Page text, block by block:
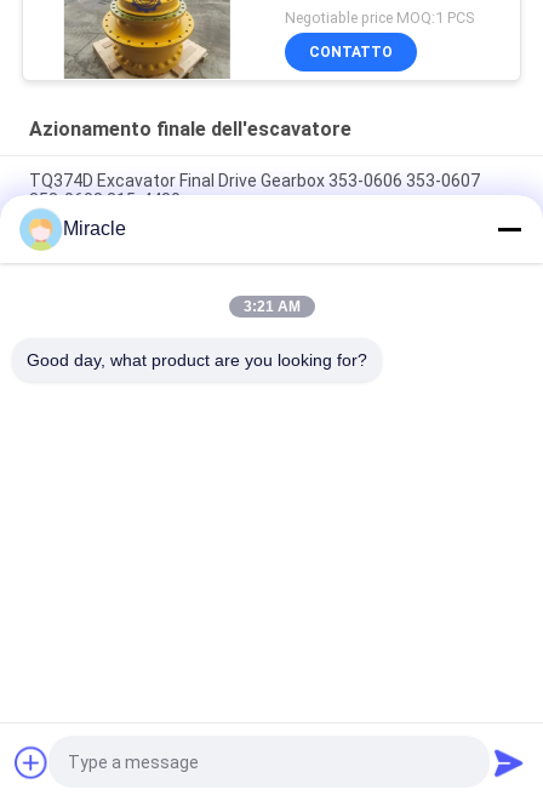
WA100-5
Negotiable price MOQ:1 PCS
CONTATTO
Azionamento finale dell'escavatore
TQ374D Excavator Final Drive Gearbox 353-0606 353-0607
353-0608 315-4480
353-0528 333-3036 Escavatore motore di azionamento finale
idraulico TQ345D TQ349D
Danfoss BMVT41 motore idraulico di azionamento finale può
Richiedi un preventivo
Miracle
3:21 AM
Good day, what product are you looking for?